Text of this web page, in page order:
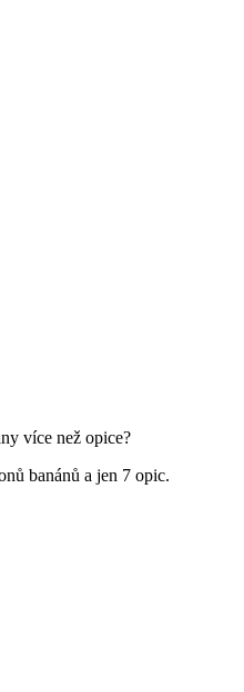
více než opice?
banánů a jen 7 opic.